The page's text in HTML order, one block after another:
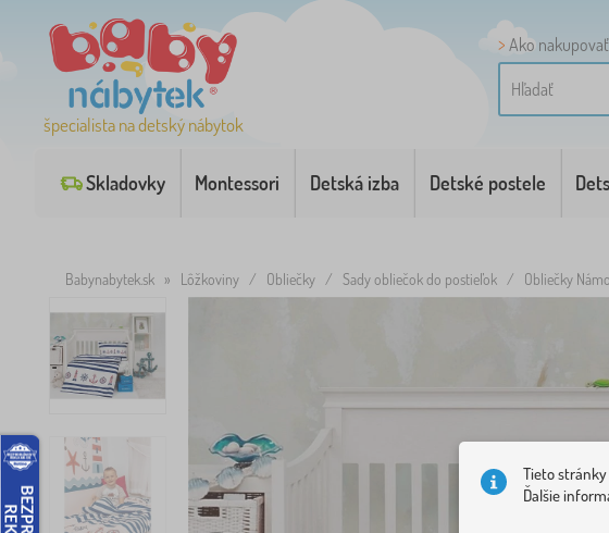
špecialista na detský nábytok
Ako nakupovať
Skladovky Montessori Detská izba Detské postele
Babynabytek.sk » Lôžkoviny / Obliečky / Sady obliečok do postieľok / Obliečky
Tieto
Ďalšie